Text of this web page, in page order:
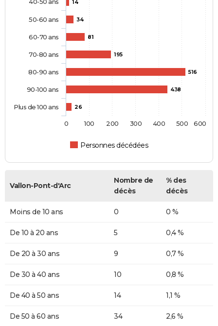
14
34
81
195
516
438
26
Personnes décédées
50-60 ans
60-70 ans
70-80 ans
80-90 ans
90-100 ans
Plus de 100 ans
0 100 200 300 400 500 600
Vallon-Pont-d'Arc
Nombre de
décès
% des
décès
Moins de 10 ans 0 0 %
De 10 à 20 ans 5 0,4 %
De 20 à 30 ans 9 0,7 %
De 30 à 40 ans 10 0,8 %
De 40 à 50 ans 14 1,1 %
De 50 à 60 ans 34 2,6 %